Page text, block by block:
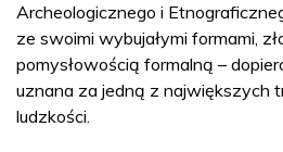
Archeologicznego i
ze swoimi wybujałymi formami,
pomysłowością formalną –
uznana za jedną z największych
ludzkości.